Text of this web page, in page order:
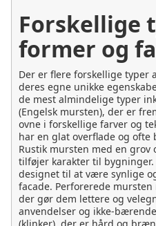
Forskellige
former og
Der er flere forskellige typer
deres egne unikke
de mest almindelige typer
(Engelsk mursten), der er
ovne i forskellige farver og
har en glat overflade og
Rustik mursten med en
tilføjer karakter til
designet til at være synlige
facade. Perforerede
der gør dem lettere og
anvendelser og ikke-